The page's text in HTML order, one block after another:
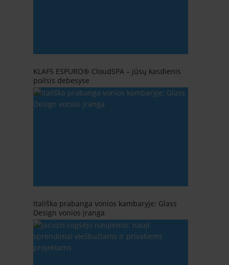
KLAFS ESPURO® CloudSPA – jūsų kasdienis
poilsis debesyse
Itališka prabanga vonios kambaryje: Glass
Design vonios įranga